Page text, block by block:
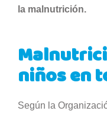
la malnutrición.
niños en
Según la